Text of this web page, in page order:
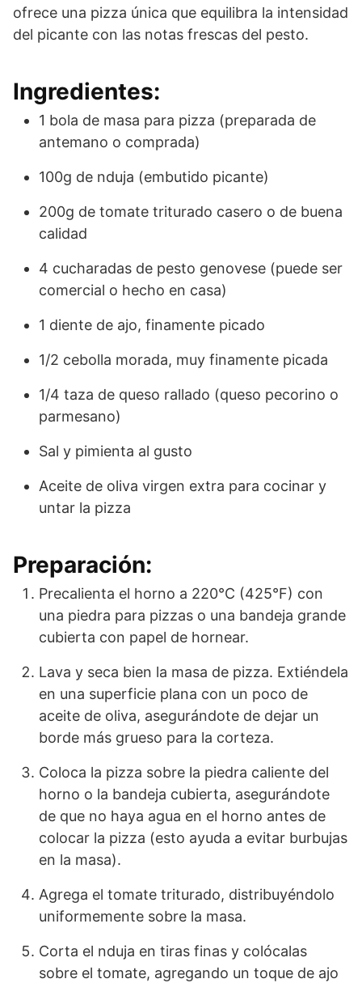
ofrece una pizza única que equilibra la intensidad
del picante con las notas frescas del pesto.
Ingredientes:
1 bola de masa para pizza (preparada de
antemano o comprada)
100g de nduja (embutido picante)
200g de tomate triturado casero o de buena
calidad
4 cucharadas de pesto genovese (puede ser
comercial o hecho en casa)
1 diente de ajo, finamente picado
1/2 cebolla morada, muy finamente picada
1/4 taza de queso rallado (queso pecorino o
parmesano)
Sal y pimienta al gusto
Aceite de oliva virgen extra para cocinar y
untar la pizza
Preparación:
Precalienta el horno a 220°C (425°F) con
una piedra para pizzas o una bandeja grande
cubierta con papel de hornear.
Lava y seca bien la masa de pizza. Extiéndela
en una superficie plana con un poco de
aceite de oliva, asegurándote de dejar un
borde más grueso para la corteza.
Coloca la pizza sobre la piedra caliente del
horno o la bandeja cubierta, asegurándote
de que no haya agua en el horno antes de
colocar la pizza (esto ayuda a evitar burbujas
en la masa).
Agrega el tomate triturado, distribuyéndolo
uniformemente sobre la masa.
Corta el nduja en tiras finas y colócalas
sobre el tomate, agregando un toque de ajo